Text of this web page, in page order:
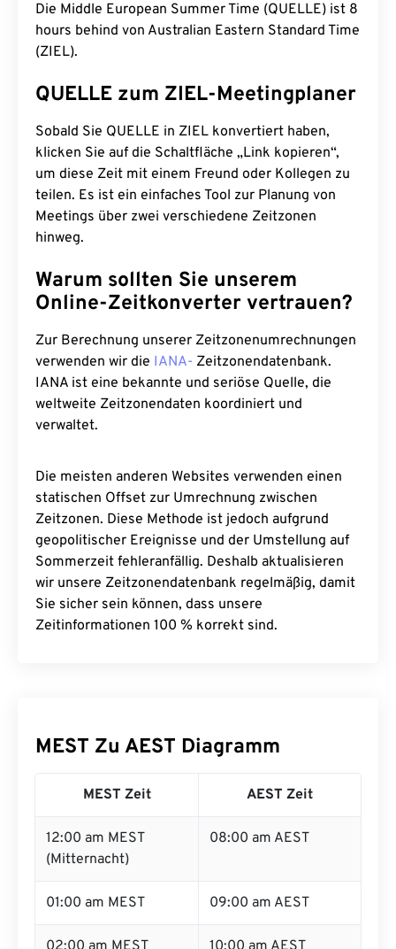
Die Middle European Summer Time (QUELLE) ist 8
hours behind von Australian Eastern Standard Time
(ZIEL).
QUELLE zum ZIEL-Meetingplaner
Sobald Sie QUELLE in ZIEL konvertiert haben,
klicken Sie auf die Schaltfläche „Link kopieren“,
um diese Zeit mit einem Freund oder Kollegen zu
teilen. Es ist ein einfaches Tool zur Planung von
Meetings über zwei verschiedene Zeitzonen
hinweg.
Warum sollten Sie unserem
Online-Zeitkonverter vertrauen?
Zur Berechnung unserer Zeitzonenumrechnungen
verwenden wir die IANA- Zeitzonendatenbank.
IANA ist eine bekannte und seriöse Quelle, die
weltweite Zeitzonendaten koordiniert und
verwaltet.
Die meisten anderen Websites verwenden einen
statischen Offset zur Umrechnung zwischen
Zeitzonen. Diese Methode ist jedoch aufgrund
geopolitischer Ereignisse und der Umstellung auf
Sommerzeit fehleranfällig. Deshalb aktualisieren
wir unsere Zeitzonendatenbank regelmäßig, damit
Sie sicher sein können, dass unsere
Zeitinformationen 100 % korrekt sind.
MEST Zu AEST Diagramm
MEST Zeit AEST Zeit
12:00 am MEST
(Mitternacht)
08:00 am AEST
01:00 am MEST 09:00 am AEST